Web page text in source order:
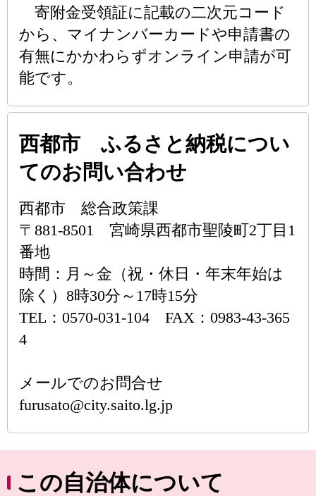
寄附金受領証に記載の二次元コード
から、マイナンバーカードや申請書の
有無にかかわらずオンライン申請が可
能です。
西都市 ふるさと納税につい
てのお問い合わせ
西都市 総合政策課
〒881-8501 宮崎県西都市聖陵町2丁目1
番地
時間：月～金（祝・休日・年末年始は
除く）8時30分～17時15分
TEL：0570-031-104 FAX：0983-43-365
4
メールでのお問合せ
furusato@city.saito.lg.jp
この自治体について